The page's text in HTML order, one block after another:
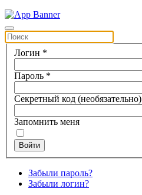
Логин *
Пароль *
Секретный код (необязательно)
Запомнить меня
Войти
Забыли пароль?
Забыли логин?